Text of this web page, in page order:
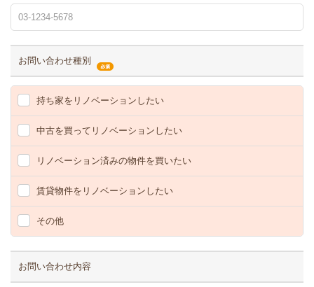
お問い合わせ種別
持ち家をリノベーションしたい
中古を買ってリノベーションしたい
リノベーション済みの物件を買いたい
賃貸物件をリノベーションしたい
その他
お問い合わせ内容